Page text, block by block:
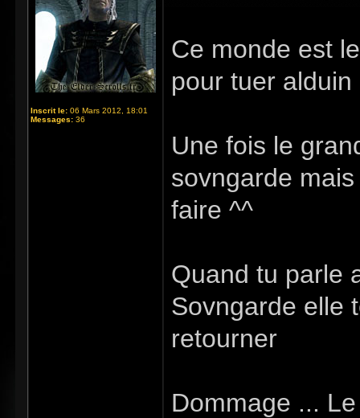
Inscrit le: 06 Mars 2012, 18:01
Messages: 36
Ce monde est
pour tuer
Une fois le
sovngarde
faire ^^
Quand tu parle
Sovngarde elle
retourner
Dommage ...